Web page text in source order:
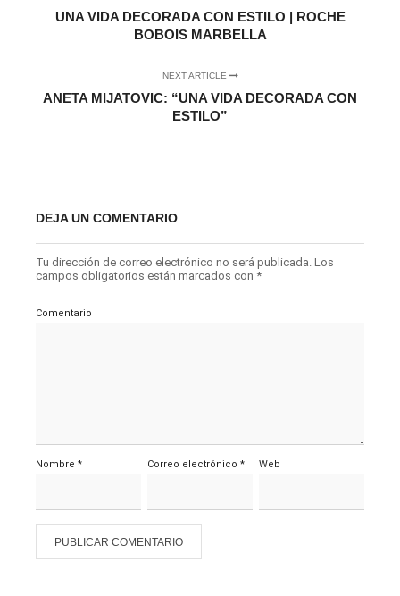
UNA VIDA DECORADA CON ESTILO | ROCHE
BOBOIS MARBELLA
NEXT ARTICLE
ANETA MIJATOVIC: “UNA VIDA DECORADA CON
ESTILO”
DEJA UN COMENTARIO
Tu dirección de correo electrónico no será publicada. Los
campos obligatorios están marcados con *
Comentario
Nombre * Correo electrónico* Web